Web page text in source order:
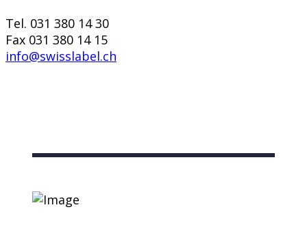
Tel. 031 380 14 30
Fax 031 380 14 15
info@swisslabel.ch
Sie haben eine